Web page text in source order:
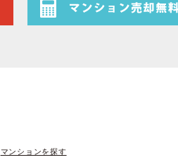
マンションを探す